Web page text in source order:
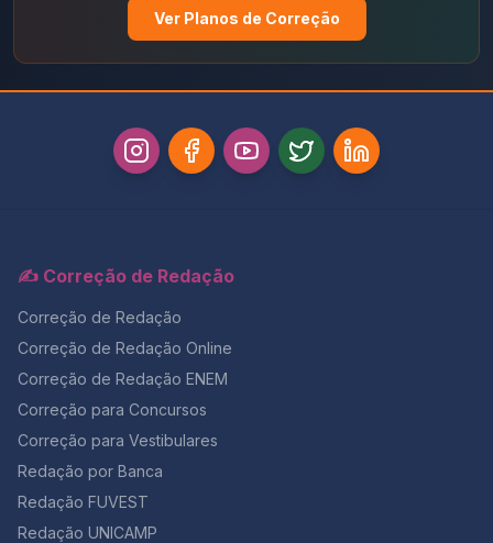
Ver Planos de Correção
✍️ Correção de Redação
Correção de Redação
Correção de Redação Online
Correção de Redação ENEM
Correção para Concursos
Correção para Vestibulares
Redação por Banca
Redação FUVEST
Redação UNICAMP